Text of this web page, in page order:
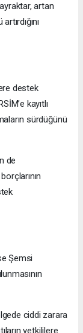
artan
destek
kayıtlı
sürdüğünü
de
Şemsi
ciddi zarara
yetkililere